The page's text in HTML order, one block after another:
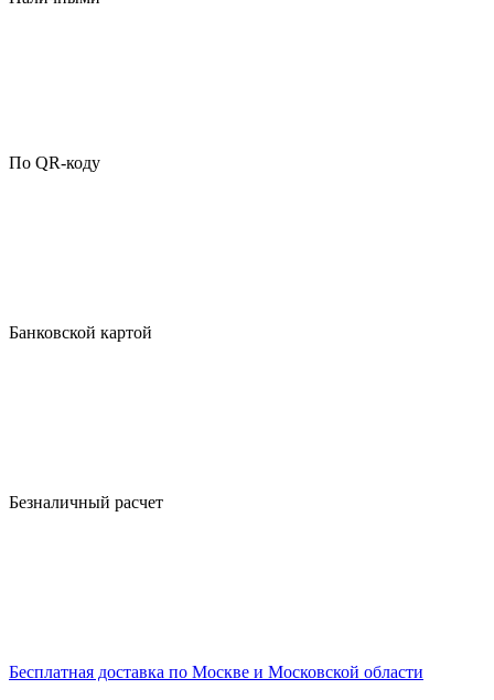
По QR-коду
Банковской картой
Безналичный расчет
Бесплатная доставка по Москве и Московской области